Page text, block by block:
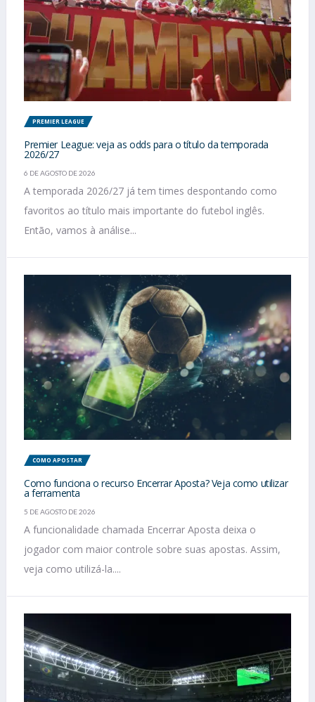
PREMIER LEAGUE
Premier League: veja as odds para o título da temporada
2026/27
6 DE AGOSTO DE 2026
A temporada 2026/27 já tem times despontando como
favoritos ao título mais importante do futebol inglês.
Então, vamos à análise...
COMO APOSTAR
Como funciona o recurso Encerrar Aposta? Veja como utilizar
a ferramenta
5 DE AGOSTO DE 2026
A funcionalidade chamada Encerrar Aposta deixa o
jogador com maior controle sobre suas apostas. Assim,
veja como utilizá-la....